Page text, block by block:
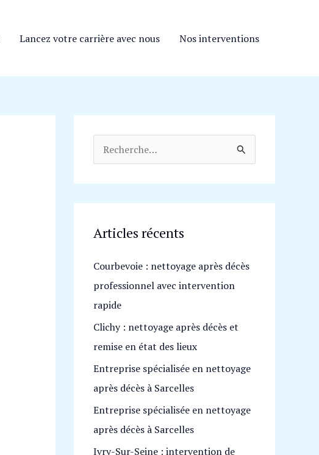
Lancez votre carrière avec nous Nos interventions
e
c
h
e
r
:
Articles récents
Courbevoie : nettoyage après décès
professionnel avec intervention
rapide
Clichy : nettoyage après décès et
remise en état des lieux
Entreprise spécialisée en nettoyage
après décès à Sarcelles
Entreprise spécialisée en nettoyage
après décès à Sarcelles
Ivry-Sur-Seine : intervention de